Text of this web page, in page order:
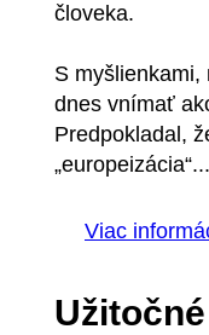
človeka.
S myšlienkami,
dnes vnímať
Predpokladal,
„europeizácia“...
Viac